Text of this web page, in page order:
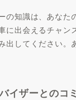
の知識は、あな
に出会えるチャ
出してください
イザーとのコ